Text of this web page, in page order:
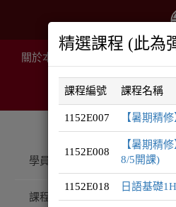
關於本院
學員登入
課程總覽
精選課程 (此為
課程編號 課程名稱
1152E007 【暑期精
1152E008
【暑期精
8/5開課)
1152E018 日語基礎